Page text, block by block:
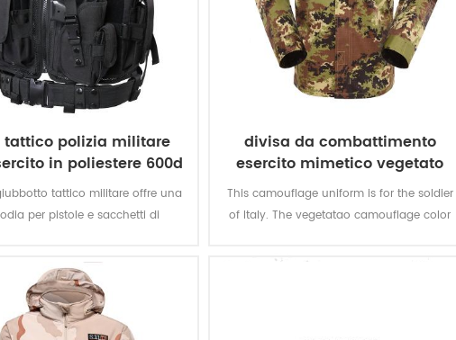
tattico polizia militare
in poliestere 600d
tattico militare offre una
per pistole e sacchetti di
in poliestere con rivestimento in
rende il giubbotto resistente e
impermeabile.
divisa da combattimento
esercito mimetico vegetato
italiano
This camouflage uniform is for the soldier
of Italy. The vegetatao camouflage color